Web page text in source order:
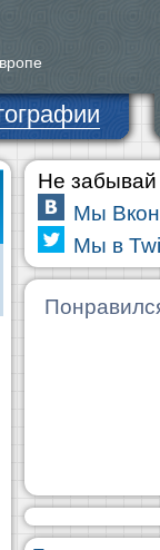
Не забывай
Мы
Мы в